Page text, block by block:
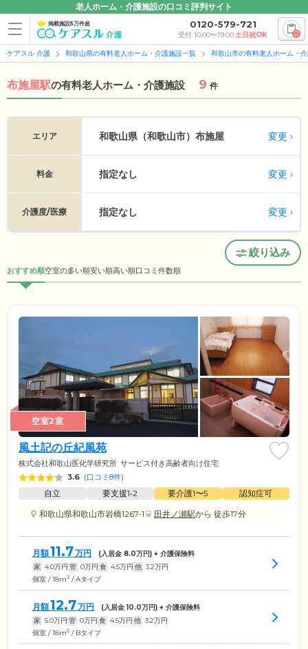
老人ホーム・介護施設の口コミ評判サイト
掲載施設5万件超 0120-579-721
受付 10:00〜19:00土日祝OK 0
ケアスル 介護 和歌山県の有料老人ホーム・介護施設一覧 和歌山市の有料老人ホーム・
布施屋駅の有料老人ホーム・介護施設 9 件
エリア 和歌山県（和歌山市） 布施屋 変更
料金 指定なし 変更
介護度/医療 指定なし 変更
絞り込み
おすすめ順空室の多い順安い順高い順口コミ件数順
空室2室
風土記の丘紀風苑
株式会社和歌山医化学研究所 サービス付き高齢者向け住宅
3.6 (口コミ8件)
自立 要支援1•2 要介護1〜5
認知症可
和歌山県和歌山市岩橋1267-1
田井ノ瀬駅から 徒歩17分
月額11.7万円 (入居金 8.0万円) + 介護保険料
家 4.0万円 管 0万円 食 4.5万円 他 3.2万円
個室 / 18m2 / Aタイプ
月額12.7万円 (入居金10.0万円) + 介護保険料
家 5.0万円 管 0万円 食 4.5万円 他 3.2万円
個室 / 18m2 / Bタイプ